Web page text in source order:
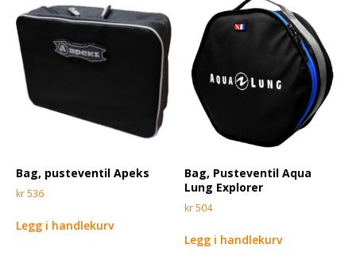
Bag, pusteventil Apeks
kr536
Legg i handlekurv
Bag, Pusteventil Aqua
Lung Explorer
kr504
Legg i handlekurv